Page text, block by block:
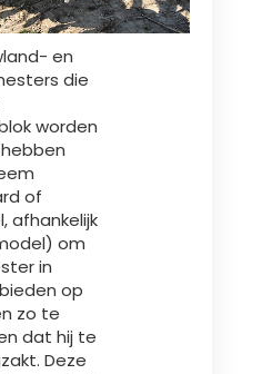
en
die
worden
of
afhankelijk
om
in
op
zo te
dat hij te
Deze